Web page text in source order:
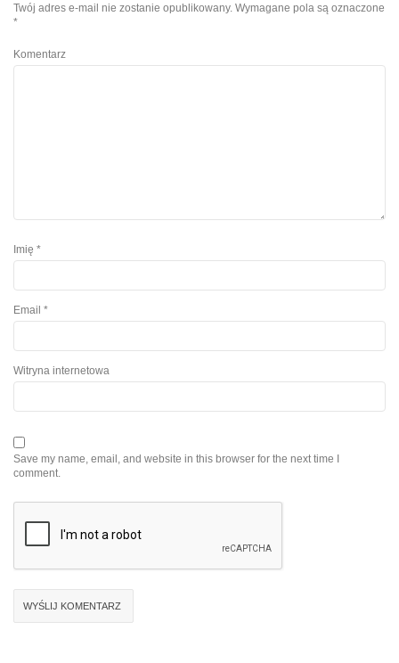
Twój adres e-mail nie zostanie opublikowany. Wymagane pola są oznaczone
*
Komentarz
Imię *
Email *
Witryna internetowa
Save my name, email, and website in this browser for the next time I
comment.